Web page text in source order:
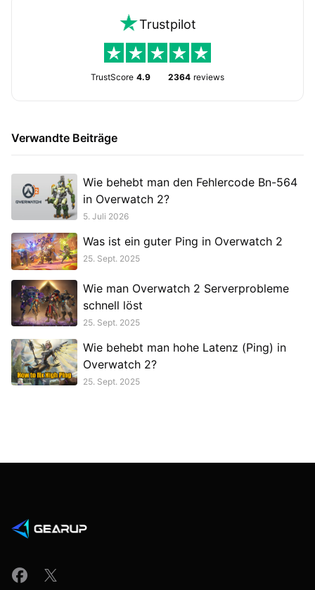
Trustpilot
TrustScore 4.9 2364 reviews
Verwandte Beiträge
Wie behebt man den Fehlercode Bn-564
in Overwatch 2?
5. Juli 2026
Was ist ein guter Ping in Overwatch 2
25. Sept. 2025
Wie man Overwatch 2 Serverprobleme
schnell löst
25. Sept. 2025
Wie behebt man hohe Latenz (Ping) in
Overwatch 2?
25. Sept. 2025